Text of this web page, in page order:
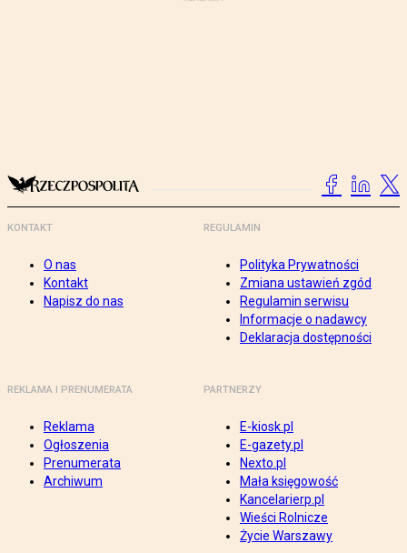
KONTAKT
O nas
Kontakt
Napisz do nas
REGULAMIN
Polityka Prywatności
Zmiana ustawień zgód
Regulamin serwisu
Informacje o nadawcy
Deklaracja dostępności
REKLAMA I PRENUMERATA
Reklama
Ogłoszenia
Prenumerata
Archiwum
PARTNERZY
E-kiosk.pl
E-gazety.pl
Nexto.pl
Mała księgowość
Kancelarierp.pl
Wieści Rolnicze
Życie Warszawy